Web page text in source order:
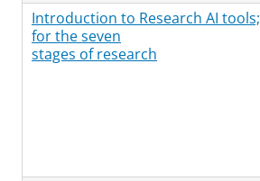
Introduction to Research AI tools;
for the seven
stages of research